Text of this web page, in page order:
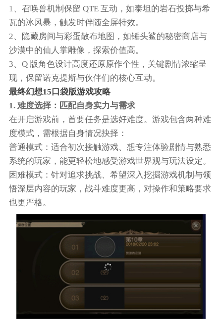
1、召唤兽机制保留 QTE 互动，如泰坦的岩石投掷与希
瓦的冰风暴，触发时伴随全屏特效。
2、隐藏房间与彩蛋散布地图，如锤头鲨的秘密商店与
沙漠中的仙人掌雕像，探索价值高。
3、Q 版角色设计高度还原原作个性，关键剧情浓缩呈
现，保留诺克提斯与伙伴们的核心互动。
最终幻想15口袋版游戏攻略
1. 难度选择：匹配自身实力与需求​
在开启游戏前，首要任务是选好难度。游戏包含两种难
度模式，需根据自身情况抉择：​
普通模式：适合初次接触游戏、想专注体验剧情与熟悉
系统的玩家，能更轻松地感受游戏世界观与玩法设定。​
困难模式：针对追求挑战、希望深入挖掘游戏机制与领
悟深层内容的玩家，战斗难度更高，对操作和策略要求
也更严格。​